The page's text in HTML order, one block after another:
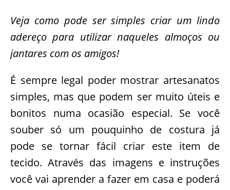
Veja como pode ser simples criar um lindo
adereço para utilizar naqueles almoços ou
jantares com os amigos!
É sempre legal poder mostrar artesanatos
simples, mas que podem ser muito úteis e
bonitos numa ocasião especial. Se você
souber só um pouquinho de costura já
pode se tornar fácil criar este item de
tecido. Através das imagens e instruções
você vai aprender a fazer em casa e poderá